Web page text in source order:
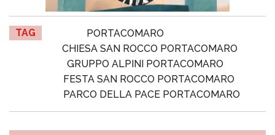
TAG
PORTACOMARO
CHIESA SAN ROCCO PORTACOMARO
GRUPPO ALPINI PORTACOMARO
FESTA SAN ROCCO PORTACOMARO
PARCO DELLA PACE PORTACOMARO